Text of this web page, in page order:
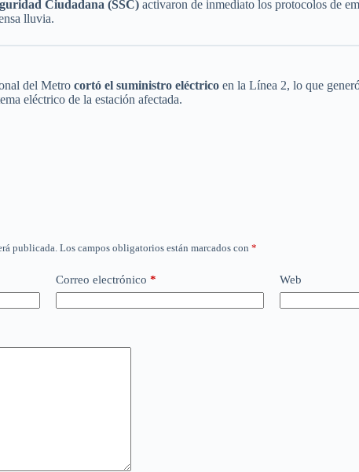
Ciudadana (SSC) activaron de inmediato los protocolos de
lluvia.
del Metro cortó el suministro eléctrico en la Línea 2, lo que
eléctrico de la estación afectada.
publicada. Los campos obligatorios están marcados con *
Correo electrónico * Web